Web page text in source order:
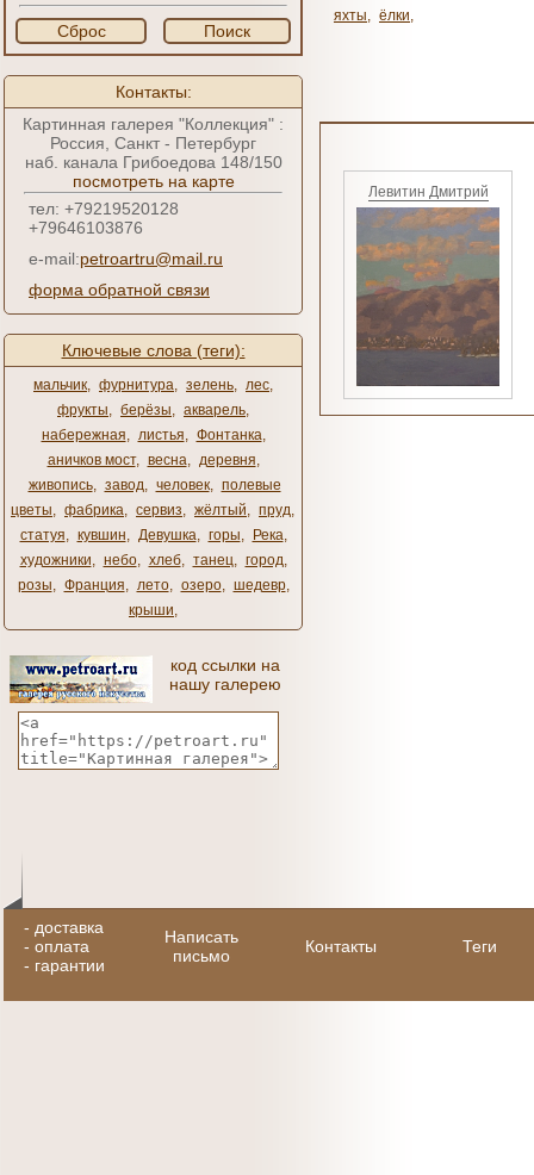
Сброс Поиск
Контакты:
Картинная галерея "Коллекция" :
Россия, Санкт - Петербург
наб. канала Грибоедова 148/150
посмотреть на карте
тел: +79219520128
+79646103876
e-mail:petroartru@mail.ru
форма обратной связи
Ключевые слова (теги):
мальчик, фурнитура, зелень, лес,
фрукты, берёзы, акварель,
набережная, листья, Фонтанка,
аничков мост, весна, деревня,
живопись, завод, человек, полевые
цветы, фабрика, сервиз, жёлтый, пруд,
статуя, кувшин, Девушка, горы, Река,
художники, небо, хлеб, танец, город,
розы, Франция, лето, озеро, шедевр,
крыши,
код ссылки на
нашу галерею
яхты, ёлки,
Левитин Дмитрий
- доставка
- оплата
- гарантии
Написать
письмо
Контакты Теги